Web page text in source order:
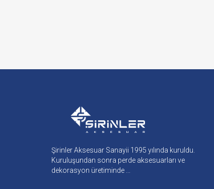
Şirinler Aksesuar Sanayii 1995 yılında kuruldu.
Kuruluşundan sonra perde aksesuarları ve
dekorasyon üretiminde ...